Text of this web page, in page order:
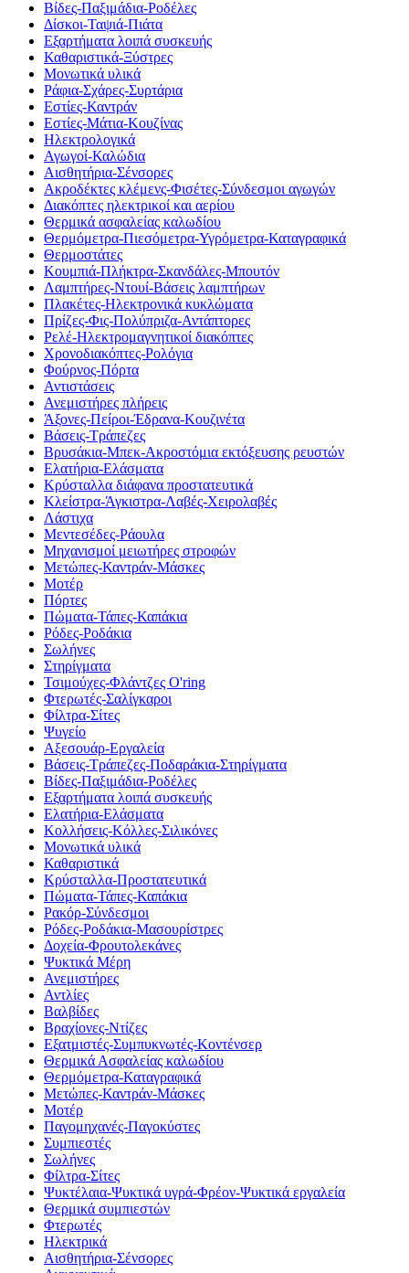
Βίδες-Παξιμάδια-Ροδέλες
Δίσκοι-Ταψιά-Πιάτα
Εξαρτήματα λοιπά συσκευής
Καθαριστικά-Ξύστρες
Μονωτικά υλικά
Ράφια-Σχάρες-Συρτάρια
Εστίες-Καντράν
Εστίες-Μάτια-Κουζίνας
Ηλεκτρολογικά
Αγωγοί-Καλώδια
Αισθητήρια-Σένσορες
Ακροδέκτες κλέμενς-Φισέτες-Σύνδεσμοι αγωγών
Διακόπτες ηλεκτρικοί και αερίου
Θερμικά ασφαλείας καλωδίου
Θερμόμετρα-Πιεσόμετρα-Υγρόμετρα-Καταγραφικά
Θερμοστάτες
Κουμπιά-Πλήκτρα-Σκανδάλες-Μπουτόν
Λαμπτήρες-Ντουί-Βάσεις λαμπτήρων
Πλακέτες-Ηλεκτρονικά κυκλώματα
Πρίζες-Φις-Πολύπριζα-Αντάπτορες
Ρελέ-Ηλεκτρομαγνητικοί διακόπτες
Χρονοδιακόπτες-Ρολόγια
Φούρνος-Πόρτα
Αντιστάσεις
Ανεμιστήρες πλήρεις
Άξονες-Πείροι-Έδρανα-Κουζινέτα
Βάσεις-Τράπεζες
Βρυσάκια-Μπεκ-Ακροστόμια εκτόξευσης ρευστών
Ελατήρια-Ελάσματα
Κρύσταλλα διάφανα προστατευτικά
Κλείστρα-Άγκιστρα-Λαβές-Χειρολαβές
Λάστιχα
Μεντεσέδες-Ράουλα
Μηχανισμοί μειωτήρες στροφών
Μετώπες-Καντράν-Μάσκες
Μοτέρ
Πόρτες
Πώματα-Τάπες-Καπάκια
Ρόδες-Ροδάκια
Σωλήνες
Στηρίγματα
Τσιμούχες-Φλάντζες O'ring
Φτερωτές-Σαλίγκαροι
Φίλτρα-Σίτες
Ψυγείο
Αξεσουάρ-Εργαλεία
Βάσεις-Τράπεζες-Ποδαράκια-Στηρίγματα
Βίδες-Παξιμάδια-Ροδέλες
Εξαρτήματα λοιπά συσκευής
Ελατήρια-Ελάσματα
Κολλήσεις-Κόλλες-Σιλικόνες
Μονωτικά υλικά
Καθαριστικά
Κρύσταλλα-Προστατευτικά
Πώματα-Τάπες-Καπάκια
Ρακόρ-Σύνδεσμοι
Ρόδες-Ροδάκια-Μασουρίστρες
Δοχεία-Φρουτολεκάνες
Ψυκτικά Μέρη
Ανεμιστήρες
Αντλίες
Βαλβίδες
Βραχίονες-Ντίζες
Εξατμιστές-Συμπυκνωτές-Κοντένσερ
Θερμικά Ασφαλείας καλωδίου
Θερμόμετρα-Καταγραφικά
Μετώπες-Καντράν-Μάσκες
Μοτέρ
Παγομηχανές-Παγοκύστες
Συμπιεστές
Σωλήνες
Φίλτρα-Σίτες
Ψυκτέλαια-Ψυκτικά υγρά-Φρέον-Ψυκτικά εργαλεία
Θερμικά συμπιεστών
Φτερωτές
Ηλεκτρικά
Αισθητήρια-Σένσορες